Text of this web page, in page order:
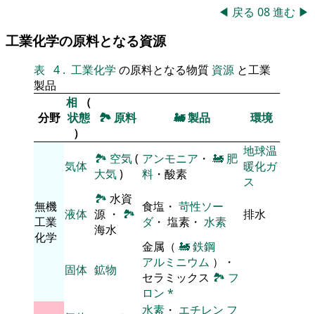
◀ 戻る 08進む ▶
工業化学の原料となる資源
表 4 . 工業化学 の原料となる物質 資源 と工業
製品
分野
相
（
状態
）
🏞 原料 🚂製品 環境
無機
工業
化学
気体 🏞 空気(
大気)
アンモニア ・ 🚂 肥
料 ・酸素
地球温
暖化ガ
ス
液体
🏞 水資
源 ・ 🏞
海水
食塩・ 苛性ソー
ダ・ 塩素・ 水素 排水
固体 鉱物
金属（ 🚂鉄鋼
アルミニウム ）・
セラミックス 🏞 フ
ロン *
水素 ・ エチレン フ